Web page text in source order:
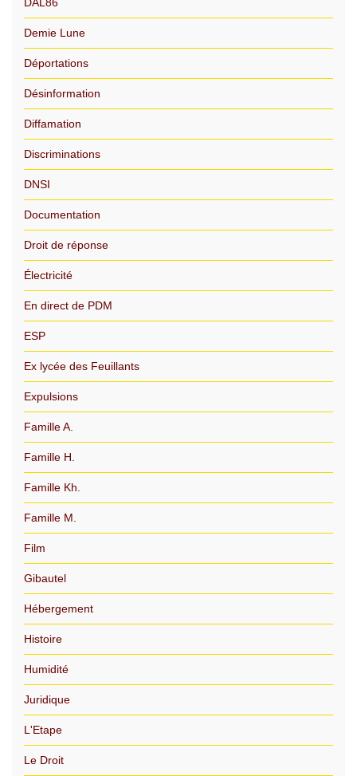
Demie Lune
Déportations
Désinformation
Diffamation
Discriminations
DNSI
Documentation
Droit de réponse
Électricité
En direct de PDM
ESP
Ex lycée des Feuillants
Expulsions
Famille A.
Famille H.
Famille Kh.
Famille M.
Film
Gibautel
Hébergement
Histoire
Humidité
Juridique
L'Etape
Le Droit